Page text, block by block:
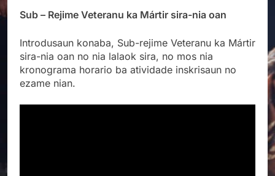
Sub – Rejime Veteranu ka Mártir sira-nia oan
Introdusaun konaba, Sub-rejime Veteranu ka Mártir
sira-nia oan no nia lalaok sira, no mos nia
kronograma horario ba atividade inskrisaun no
ezame nian.